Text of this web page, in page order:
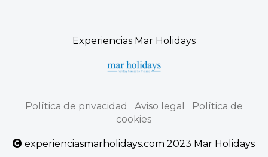
Experiencias Mar Holidays
Política de privacidad Aviso legal
Política de
cookies
experienciasmarholidays.com 2023 Mar Holidays